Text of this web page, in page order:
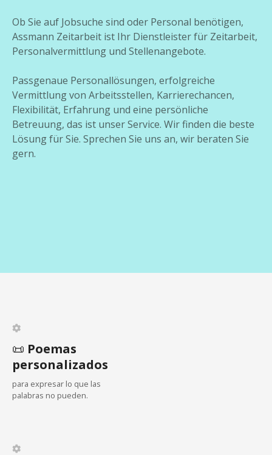
Ob Sie auf Jobsuche sind oder Personal benötigen,
Assmann Zeitarbeit ist Ihr Dienstleister für Zeitarbeit,
Personalvermittlung und Stellenangebote.
Passgenaue Personallösungen, erfolgreiche
Vermittlung von Arbeitsstellen, Karrierechancen,
Flexibilität, Erfahrung und eine persönliche
Betreuung, das ist unser Service. Wir finden die beste
Lösung für Sie. Sprechen Sie uns an, wir beraten Sie
gern.
📜 Poemas
personalizados
para expresar lo que las
palabras no pueden.